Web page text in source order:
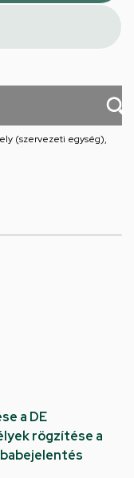
(szervezeti egység),
a DE
rögzítése a